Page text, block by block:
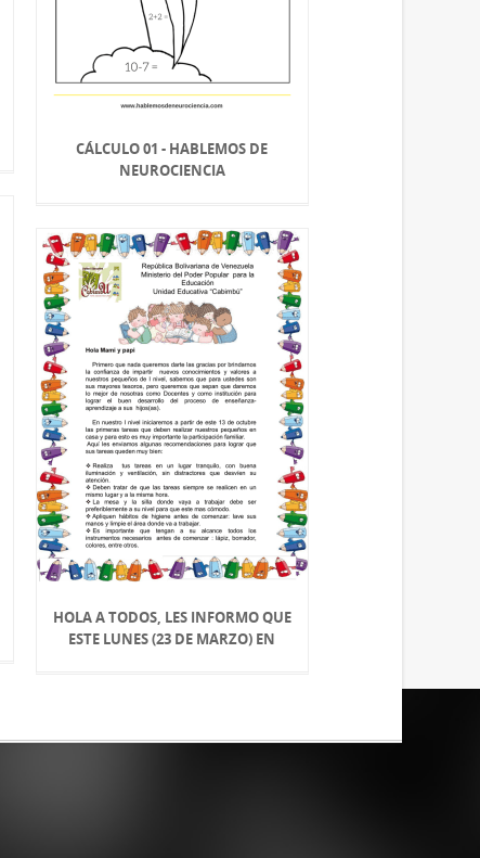
CÁLCULO 01 - HABLEMOS DE
NEUROCIENCIA
HOLA A TODOS, LES INFORMO QUE
ESTE LUNES (23 DE MARZO) EN